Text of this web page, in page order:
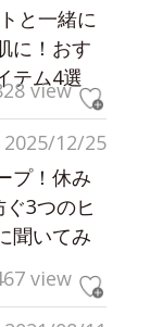
と一緒に
に！おす
テム4選
view
2025/12/25
プ！休み
ぐ3つのヒ
聞いてみ
view